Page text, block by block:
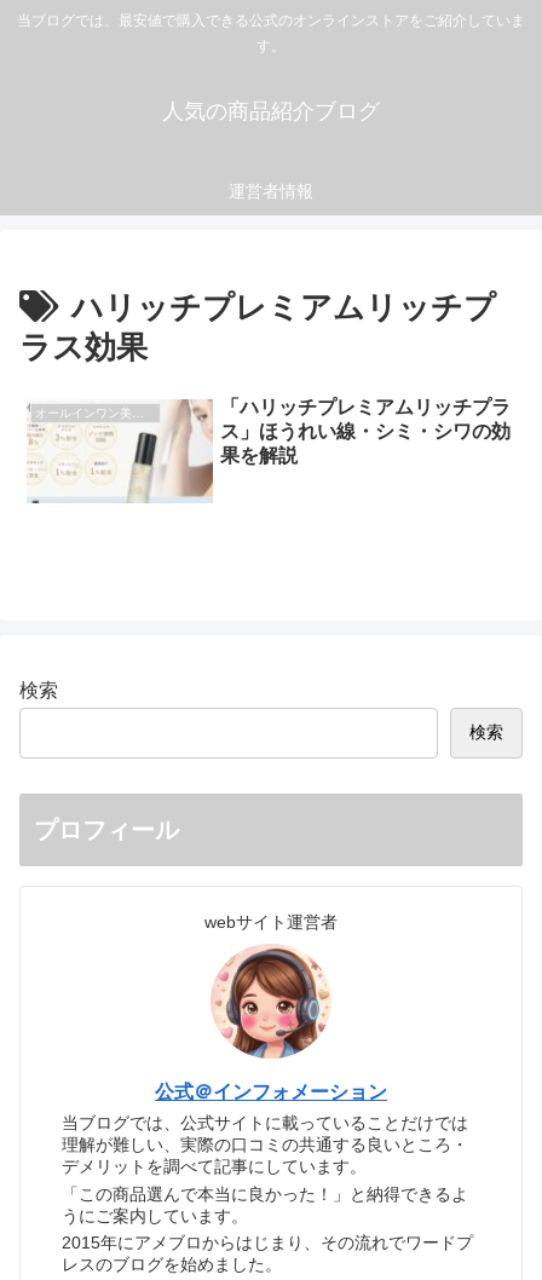
当ブログでは、最安値で購入できる公式のオンラインストアをご紹介していま
す。
人気の商品紹介ブログ
運営者情報
ハリッチプレミアムリッチプ
ラス効果
「ハリッチプレミアムリッチプラ
ス」ほうれい線・シミ・シワの効
果を解説
検索
検索
プロフィール
webサイト運営者
公式＠インフォメーション
当ブログでは、公式サイトに載っていることだけでは
理解が難しい、実際の口コミの共通する良いところ・
デメリットを調べて記事にしています。
「この商品選んで本当に良かった！」と納得できるよ
うにご案内しています。
2015年にアメブロからはじまり、その流れでワードプ
レスのブログを始めました。